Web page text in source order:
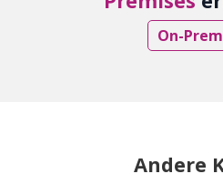
On-
Andere